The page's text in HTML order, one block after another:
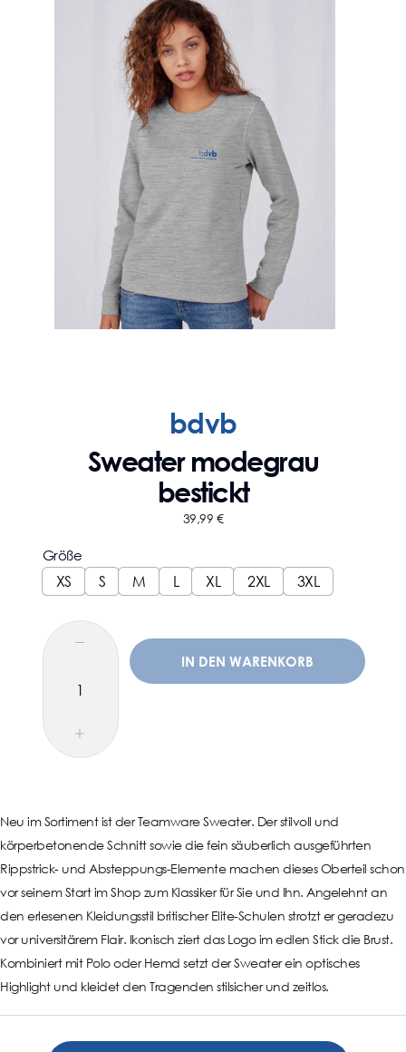
bdvb
Sweater modegrau
bestickt
39,99 €
Größe
XS S M L XL 2XL 3XL
IN DEN WARENKORB
Neu im Sortiment ist der Teamware Sweater. Der stilvoll und
körperbetonende Schnitt sowie die fein säuberlich ausgeführten
Rippstrick- und Absteppungs-Elemente machen dieses Oberteil schon
vor seinem Start im Shop zum Klassiker für Sie und Ihn. Angelehnt an
den erlesenen Kleidungsstil britischer Elite-Schulen strotzt er geradezu
vor universitärem Flair. Ikonisch ziert das Logo im edlen Stick die Brust.
Kombiniert mit Polo oder Hemd setzt der Sweater ein optisches
Highlight und kleidet den Tragenden stilsicher und zeitlos.